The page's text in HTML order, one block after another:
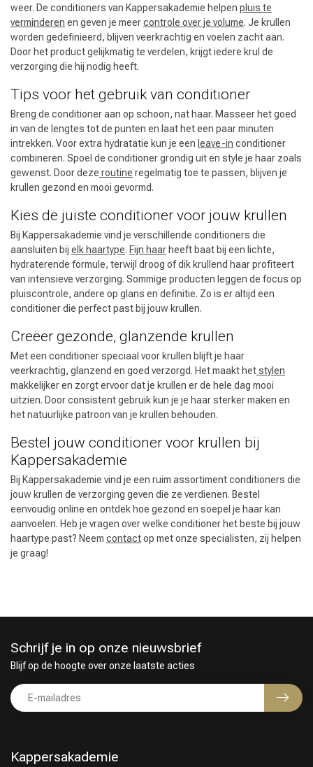
weer. De conditioners van Kappersakademie helpen pluis te
verminderen en geven je meercontrole over je volume. Je krullen
worden gedefinieerd, blijven veerkrachtig en voelen zacht aan.
Door het product gelijkmatig te verdelen, krijgt iedere krul de
verzorging die hij nodig heeft.
Tips voor het gebruik van conditioner
Breng de conditioner aan op schoon, nat haar. Masseer het goed
in van de lengtes tot de punten en laat het een paar minuten
intrekken. Voor extra hydratatie kun je een leave-in conditioner
combineren. Spoel de conditioner grondig uit en style je haar zoals
gewenst. Door deze routine regelmatig toe te passen, blijven je
krullen gezond en mooi gevormd.
Kies de juiste conditioner voor jouw krullen
Bij Kappersakademie vind je verschillende conditioners die
aansluiten bij elk haartype. Fijn haar heeft baat bij een lichte,
hydraterende formule, terwijl droog of dik krullend haar profiteert
van intensieve verzorging. Sommige producten leggen de focus op
pluiscontrole, andere op glans en definitie. Zo is er altijd een
conditioner die perfect past bij jouw krullen.
Creëer gezonde, glanzende krullen
Met een conditioner speciaal voor krullen blijft je haar
veerkrachtig, glanzend en goed verzorgd. Het maakt hetstylen
makkelijker en zorgt ervoor dat je krullen er de hele dag mooi
uitzien. Door consistent gebruik kun je je haar sterker maken en
het natuurlijke patroon van je krullen behouden.
Bestel jouw conditioner voor krullen bij
Kappersakademie
Bij Kappersakademie vind je een ruim assortiment conditioners die
jouw krullen de verzorging geven die ze verdienen. Bestel
eenvoudig online en ontdek hoe gezond en soepel je haar kan
aanvoelen. Heb je vragen over welke conditioner het beste bij jouw
haartype past? Neem contactop met onze specialisten, zij helpen
je graag!
Kappersakademie
Schrijf je in op onze nieuwsbrief
Blijf op de hoogte over onze laatste acties